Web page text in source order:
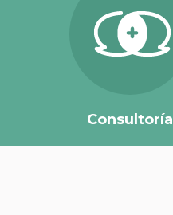
Consultoría